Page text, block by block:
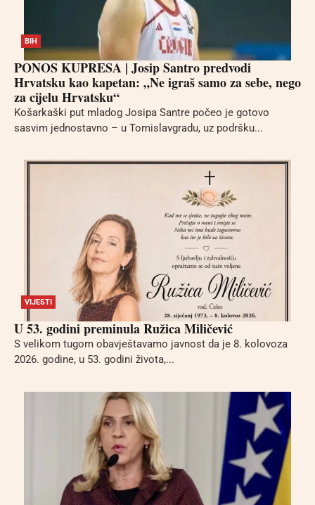
BIH
PONOS KUPRESA | Josip Santro predvodi
Hrvatsku kao kapetan: „Ne igraš samo za sebe, nego
za cijelu Hrvatsku“
Košarkaški put mladog Josipa Santre počeo je gotovo
sasvim jednostavno – u Tomislavgradu, uz podršku...
VIJESTI
U 53. godini preminula Ružica Miličević
S velikom tugom obavještavamo javnost da je 8. kolovoza
2026. godine, u 53. godini života,...